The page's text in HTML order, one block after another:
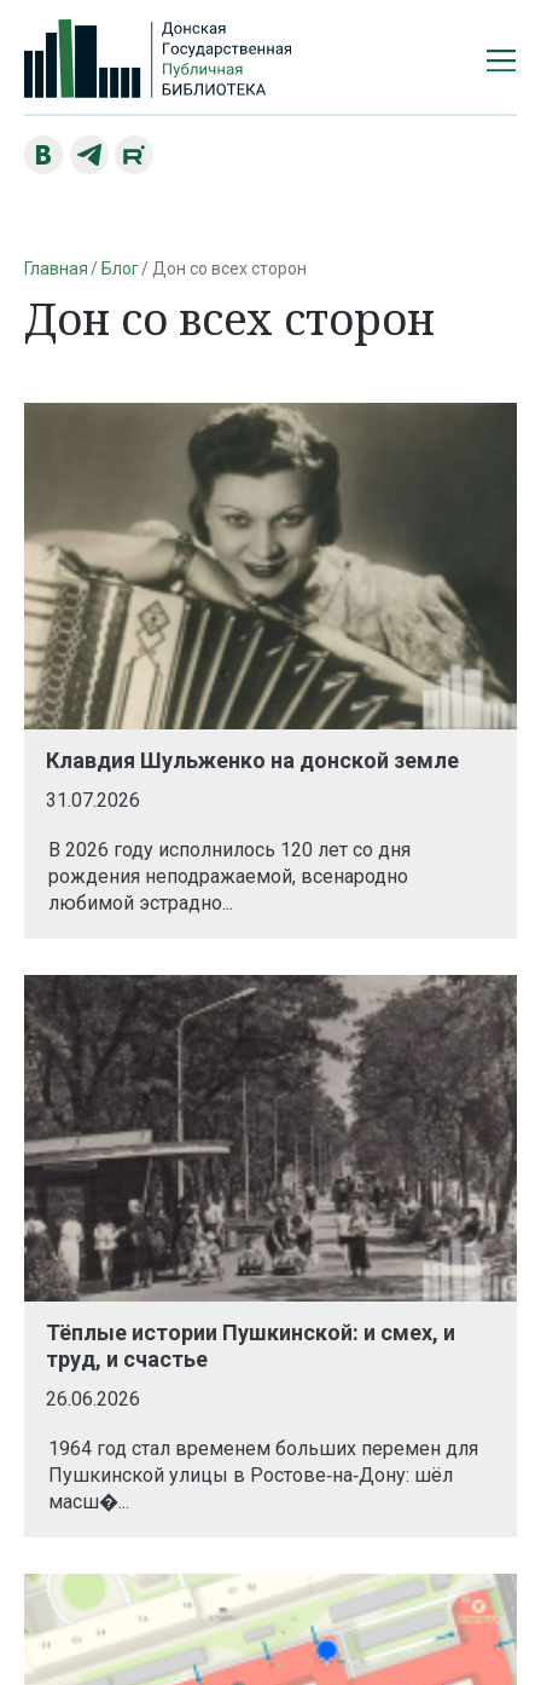
Главная Блог Дон со всех сторон
Дон со всех сторон
Клавдия Шульженко на донской земле
31.07.2026
В 2026 году исполнилось 120 лет со дня
рождения неподражаемой, всенародно
любимой эстрадно...
Тёплые истории Пушкинской: и смех, и
труд, и счастье
26.06.2026
1964 год стал временем больших перемен для
Пушкинской улицы в Ростове‑на‑Дону: шёл
масш�...